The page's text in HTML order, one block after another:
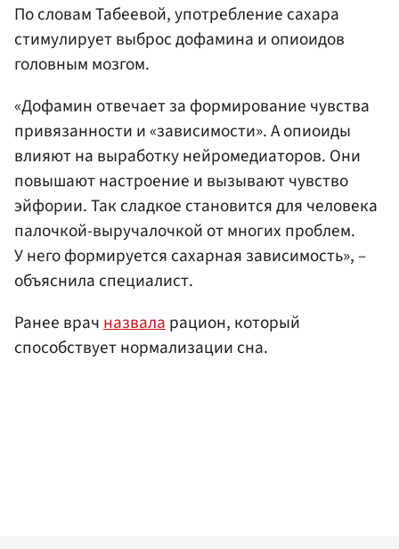
По словам Табеевой, употребление сахара
стимулирует выброс дофамина и опиоидов
головным мозгом.
«Дофамин отвечает за формирование чувства
привязанности и «зависимости». А опиоиды
влияют на выработку нейромедиаторов. Они
повышают настроение и вызывают чувство
эйфории. Так сладкое становится для человека
палочкой-выручалочкой от многих проблем.
У него формируется сахарная зависимость», –
объяснила специалист.
Ранее врачназваларацион, который
способствует нормализации сна.